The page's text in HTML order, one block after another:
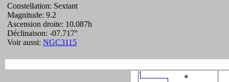
Constellation: Sextant
Magnitude: 9.2
Ascension droite: 10.087h
Déclinaison: -07.717°
Voir aussi: NGC3115